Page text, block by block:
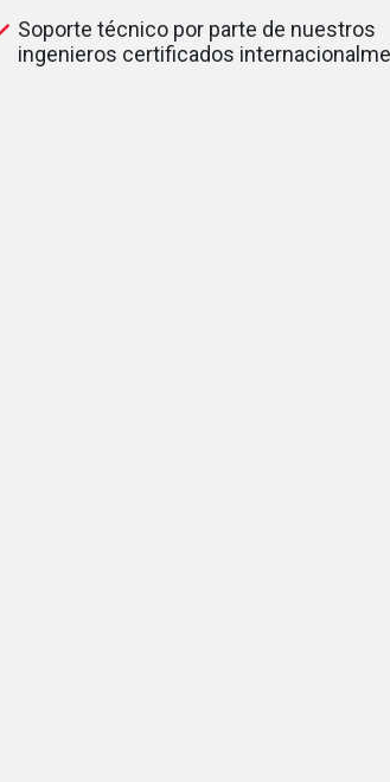
Soporte técnico por parte de nuestros
ingenieros certificados